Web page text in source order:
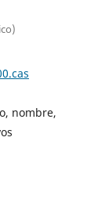
nombre,